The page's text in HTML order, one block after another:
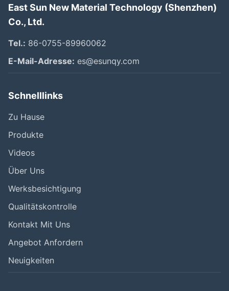
East Sun New Material Technology (Shenzhen)
Co., Ltd.
Tel.: 86-0755-89960062
E-Mail-Adresse: es@esunqy.com
Schnelllinks
Zu Hause
Produkte
Videos
Über Uns
Werksbesichtigung
Qualitätskontrolle
Kontakt Mit Uns
Angebot Anfordern
Neuigkeiten